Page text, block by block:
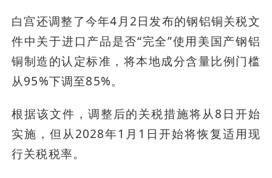
白宫还调整了今年4月2日发布的钢铝铜关税文
件中关于进口产品是否“完全”使用美国产钢铝
铜制造的认定标准，将本地成分含量比例门槛
从95%下调至85%。
根据该文件，调整后的关税措施将从8日开始
实施，但从2028年1月1日开始将恢复适用现
行关税税率。